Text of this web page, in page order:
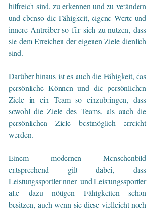
hilfreich sind, zu erkennen und zu verändern
und ebenso die Fähigkeit, eigene Werte und
innere Antreiber so für sich zu nutzen, dass
sie dem Erreichen der eigenen Ziele dienlich
sind.
Darüber hinaus ist es auch die Fähigkeit, das
persönliche Können und die persönlichen
Ziele in ein Team so einzubringen, dass
sowohl die Ziele des Teams, als auch die
persönlichen Ziele bestmöglich erreicht
werden.
Einem modernen Menschenbild
entsprechend gilt dabei, dass
Leistungssportlerinnen und Leistungssportler
alle dazu nötigen Fähigkeiten schon
besitzen, auch wenn sie diese vielleicht noch